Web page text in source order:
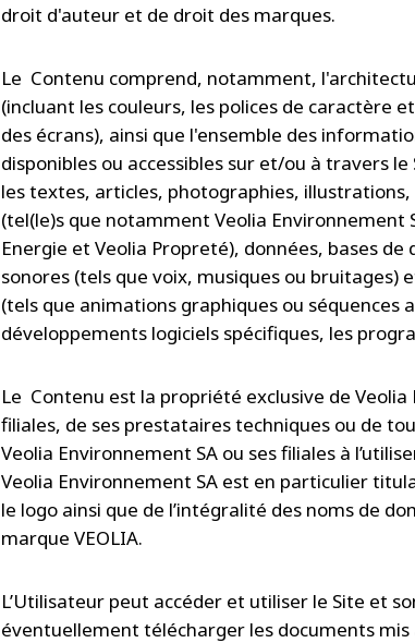
droit d'auteur et de droit des marques.
Le Contenu comprend, notamment,
(incluant les couleurs, les polices de caractère
des écrans), ainsi que l'ensemble des
disponibles ou accessibles sur et/ou à travers
les textes, articles, photographies,
(tel(le)s que notamment Veolia Environnement
Energie et Veolia Propreté), données, bases
sonores (tels que voix, musiques ou bruitages)
(tels que animations graphiques ou séquences
développements logiciels spécifiques, les
Le Contenu est la propriété exclusive de Veolia
filiales, de ses prestataires techniques ou de
Veolia Environnement SA ou ses filiales à
Veolia Environnement SA est en particulier
le logo ainsi que de l’intégralité des noms de
marque VEOLIA.
L’Utilisateur peut accéder et utiliser le Site et
éventuellement télécharger les documents mis